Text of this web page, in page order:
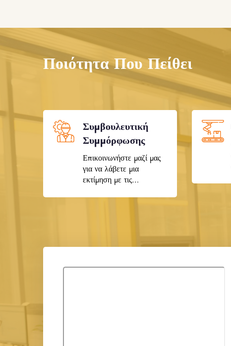
Ποιότητα Που Πείθει
Συμβουλευτική
Συμμόρφωσης
Επικοινωνήστε μαζί μας
για να λάβετε μια
εκτίμηση με τις